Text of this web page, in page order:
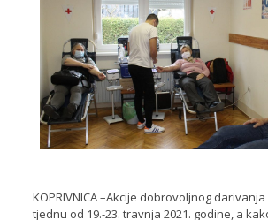
KOPRIVNICA –Akcije dobrovoljnog
tjednu od 19.-23. travnja 2021. godine, a